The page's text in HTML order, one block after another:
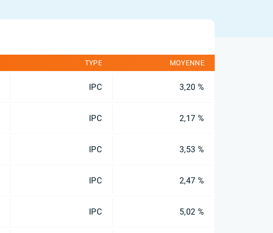
TYPE MOYENNE
IPC 3,20 %
IPC 2,17 %
IPC 3,53 %
IPC 2,47 %
IPC 5,02 %